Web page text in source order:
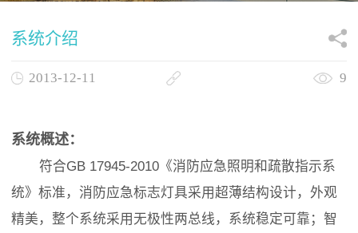
系统介绍
2013-12-11 9
系统概述：
符合GB 17945-2010《消防应急照明和疏散指示系
统》标准，消防应急标志灯具采用超薄结构设计，外观
精美，整个系统采用无极性两总线，系统稳定可靠；智